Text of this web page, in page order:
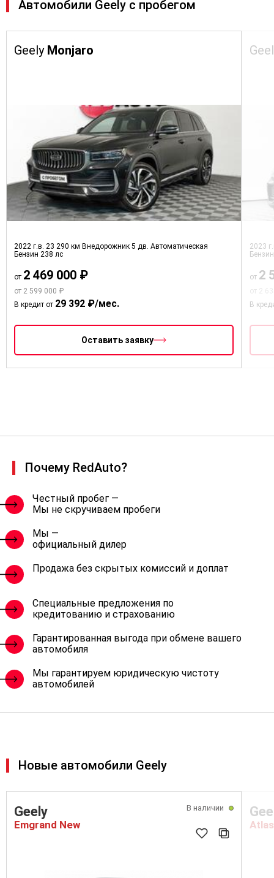
Автомобили Geely с пробегом
Geely Monjaro
2022 г.в. 23 290 км Внедорожник 5 дв. Автоматическая
Бензин 238 лс
от 2 469 000 ₽
от 2 599 000 ₽
В кредит от 29 392 ₽/мес.
Оставить заявку
2023
от 2
В
Почему RedAuto?
Честный пробег —
Мы не скручиваем пробеги
Мы —
официальный дилер
Продажа без скрытых комиссий и доплат
Специальные предложения по
кредитованию и страхованию
Гарантированная выгода при обмене вашего
автомобиля
Мы гарантируем юридическую чистоту
автомобилей
Новые автомобили Geely
В наличии
Geely
Emgrand New